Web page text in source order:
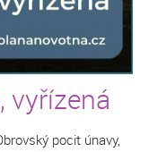
vyřízená
pocit únavy,